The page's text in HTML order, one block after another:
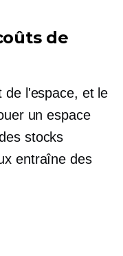
de
de l'espace, et le
un espace
stocks
entraîne des